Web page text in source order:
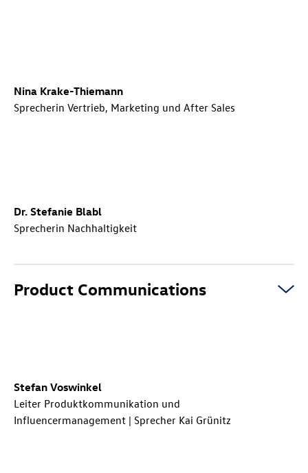
Nina Krake-Thiemann
Sprecherin Vertrieb, Marketing und After Sales
Dr. Stefanie Blabl
Sprecherin Nachhaltigkeit
Product Communications
Stefan Voswinkel
Leiter Produktkommunikation und
Influencermanagement | Sprecher Kai Grünitz